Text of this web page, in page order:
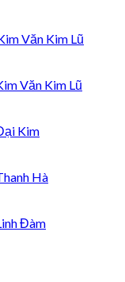
Văn Kim Lũ
Văn Kim Lũ
Kim
Hà
Đàm